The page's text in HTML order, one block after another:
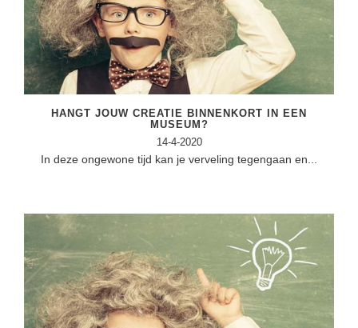
Almere(23)
Dordrecht(21)
Zoetermeer(13)
Lelystad(10)
Klassieke Talen
Letterkunde
Levensbeschouwing
Natuurkunde
Rekenen / Wiskunde
Scheikunde
Sociale vaardigheden
Spaans
Meesterbaan onderwijsvacatures
LEERMETHODEN
Biologie
Frans
Media
Nederlands
Rekenen
Sociale vaardigheden
HANGT JOUW CREATIE BINNENKORT IN EEN
MUSEUM?
14-4-2020
In deze ongewone tijd kan je verveling tegengaan en...